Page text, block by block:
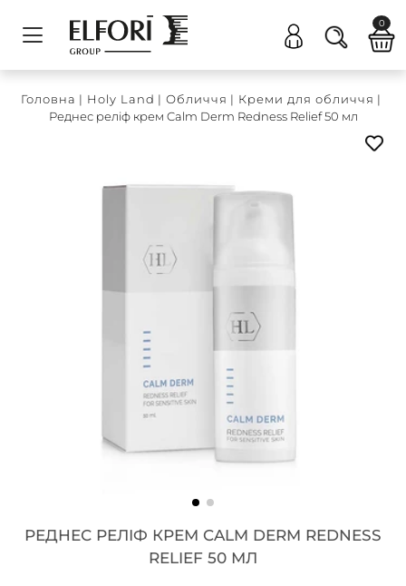
0
Головна | Holy Land | Обличчя | Креми для обличчя |
Реднес реліф крем Calm Derm Redness Relief 50 мл
РЕДНЕС РЕЛІФ КРЕМ CALM DERM REDNESS
RELIEF 50 МЛ